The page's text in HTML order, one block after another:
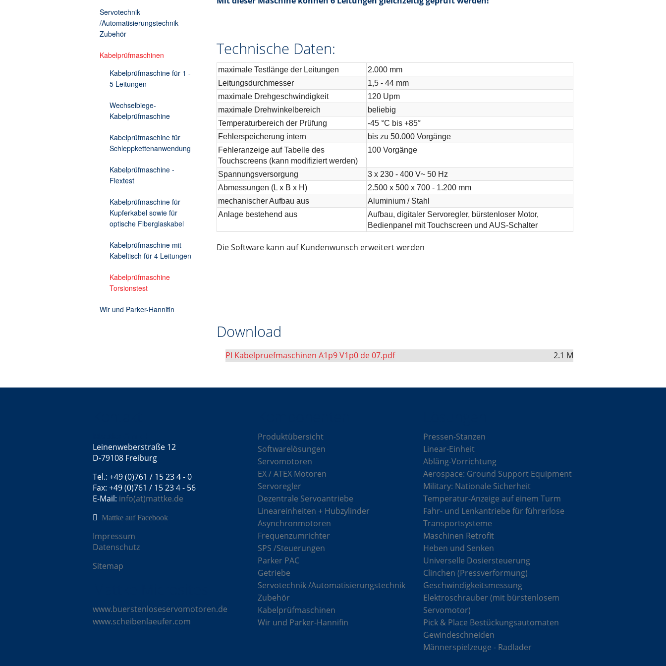
Servotechnik
/Automatisierungstechnik
Zubehör
Kabelprüfmaschinen
Kabelprüfmaschine für 1 -
5 Leitungen
Wechselbiege-
Kabelprüfmaschine
Kabelprüfmaschine für
Schleppkettenanwendung
Kabelprüfmaschine -
Flextest
Kabelprüfmaschine für
Kupferkabel sowie für
optische Fiberglaskabel
Kabelprüfmaschine mit
Kabeltisch für 4 Leitungen
Kabelprüfmaschine
Torsionstest
Wir und Parker-Hannifin
Technische Daten:
maximale Testlänge der Leitungen
2.000 mm
Leitungsdurchmesser
1,5 - 44 mm
maximale Drehgeschwindigkeit
120 Upm
maximale Drehwinkelbereich
beliebig
Temperaturbereich der Prüfung
-45 °C bis +85°
Fehlerspeicherung intern
bis zu 50.000 Vorgänge
Fehleranzeige auf Tabelle des
Touchscreens (kann modifiziert werden)
100 Vorgänge
Spannungsversorgung
3 x 230 - 400 V~ 50 Hz
Abmessungen (L x B x H)
2.500 x 500 x 700 - 1.200 mm
mechanischer Aufbau aus
Aluminium / Stahl
Anlage bestehend aus
Aufbau, digitaler Servoregler, bürstenloser Motor,
Bedienpanel mit Touchscreen und AUS-Schalter
Die Software kann auf Kundenwunsch erweitert werden
Download
PI Kabelpruefmaschinen A1p9 V1p0 de 07.pdf 2.1 M
Leinenweberstraße 12
D-79108 Freiburg
Tel.: +49 (0)761 / 15 23 4 - 0
Fax: +49 (0)761 / 15 23 4 - 56
E-Mail: info(at)mattke.de
Mattke auf Facebook
Impressum
Datenschutz
Sitemap
www.buerstenloseservomotoren.de
www.scheibenlaeufer.com
Produktübersicht
Softwarelösungen
Servomotoren
EX / ATEX Motoren
Servoregler
Dezentrale Servoantriebe
Lineareinheiten + Hubzylinder
Asynchronmotoren
Frequenzumrichter
SPS /Steuerungen
Parker PAC
Getriebe
Servotechnik /Automatisierungstechnik
Zubehör
Kabelprüfmaschinen
Wir und Parker-Hannifin
Pressen-Stanzen
Linear-Einheit
Abläng-Vorrichtung
Aerospace: Ground Support Equipment
Military: Nationale Sicherheit
Temperatur-Anzeige auf einem Turm
Fahr- und Lenkantriebe für führerlose
Transportsysteme
Maschinen Retrofit
Heben und Senken
Universelle Dosiersteuerung
Clinchen (Pressverformung)
Geschwindigkeitsmessung
Elektroschrauber (mit bürstenlosem
Servomotor)
Pick & Place Bestückungsautomaten
Gewindeschneiden
Männerspielzeuge - Radlader